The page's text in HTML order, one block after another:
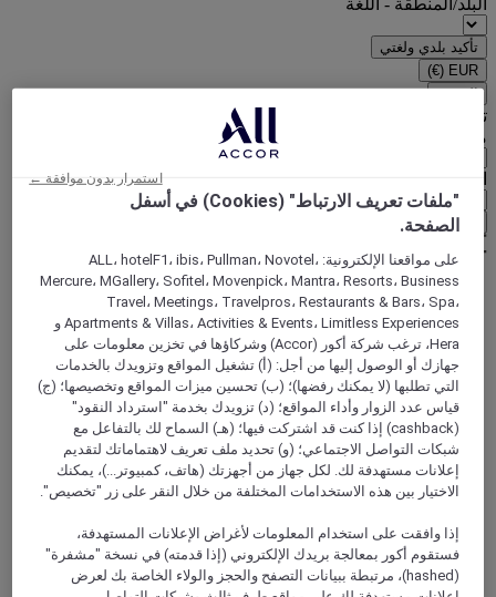
البلد/المنطقة - اللغة
تأكيد بلدي ولغتي
EUR
(€)
الرجوع
تحديد عُملتك أدناه
منطقة جغرافية
تأكيد عُملتي
World
Europe
France
Ile-de-France
ESSONNE
Les Ulis
"ملفات تعريف الارتباط" (Cookies) في أسفل
الصفحة.
على مواقعنا الإلكترونية: ALL، hotelF1، ibis، Pullman، Novotel،
Mercure، MGallery، Sofitel، Movenpick، Mantra، Resorts، Business
Travel، Meetings، Travelpros، Restaurants & Bars، Spa،
Apartments & Villas، Activities & Events، Limitless Experiences و
Hera، ترغب شركة أكور (Accor) وشركاؤها في تخزين معلومات على
جهازك أو الوصول إليها من أجل: (أ) تشغيل المواقع وتزويدك بالخدمات
التي تطلبها (لا يمكنك رفضها)؛ (ب) تحسين ميزات المواقع وتخصيصها؛ (ج)
قياس عدد الزوار وأداء المواقع؛ (د) تزويدك بخدمة "استرداد النقود"
(cashback) إذا كنت قد اشتركت فيها؛ (هـ) السماح لك بالتفاعل مع
شبكات التواصل الاجتماعي؛ (و) تحديد ملف تعريف لاهتماماتك لتقديم
إعلانات مستهدفة لك. لكل جهاز من أجهزتك (هاتف، كمبيوتر...)، يمكنك
الاختيار بين هذه الاستخدامات المختلفة من خلال النقر على زر "تخصيص".
إذا وافقت على استخدام المعلومات لأغراض الإعلانات المستهدفة،
فستقوم أكور بمعالجة بريدك الإلكتروني (إذا قدمته) في نسخة "مشفرة"
(hashed)، مرتبطة ببيانات التصفح والحجز والولاء الخاصة بك لعرض
استمرار بدون موافقة ←